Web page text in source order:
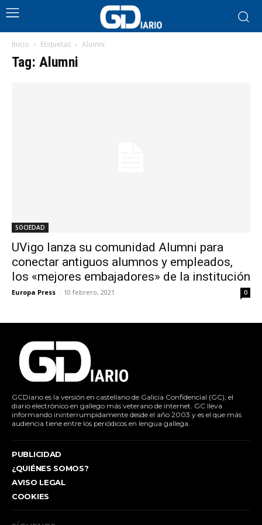
Inicio Etiquetas Alumni
Tag: Alumni
SOCIEDAD
UVigo lanza su comunidad Alumni para
conectar antiguos alumnos y empleados,
los «mejores embajadores» de la institución
Europa Press - 10 febrero, 2021 0
GCDiario es la versión en castellano de Galicia Confidencial (GC), el
diario electrónico en gallego más veterano de internet. GC lleva
informando ininterrumpidamente desde el año 2003 y es el que más
audiencia tiene entre los periódicos en lengua gallega.
PUBLICIDAD
¿QUIÉNES SOMOS?
AVISO LEGAL
COOKIES